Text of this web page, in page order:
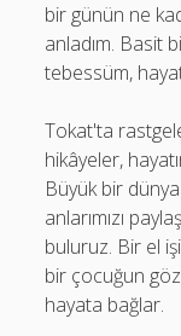
bir günün ne
anladım. Basit
tebessüm,
Tokat'ta
hikâyeler,
Büyük bir
anlarımızı
buluruz. Bir el
bir çocuğun
hayata bağlar.